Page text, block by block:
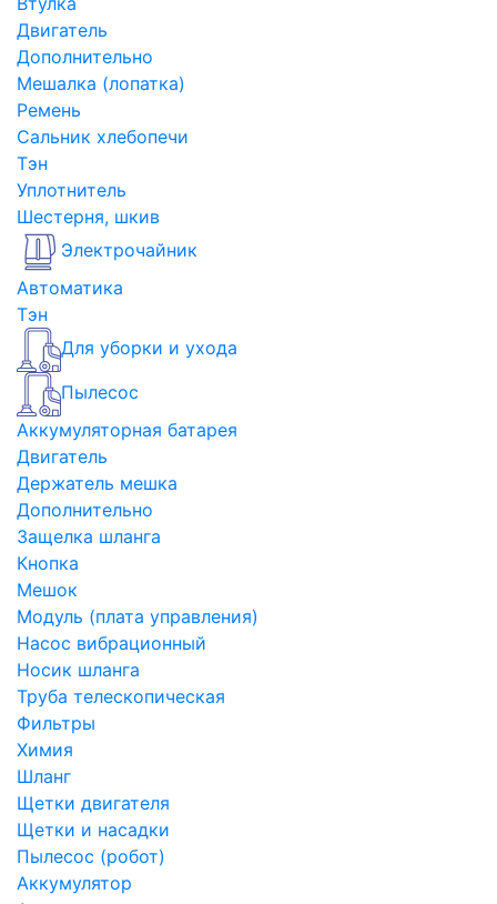
Двигатель
Дополнительно
Мешалка (лопатка)
Ремень
Сальник хлебопечи
Тэн
Уплотнитель
Шестерня, шкив
Электрочайник
Автоматика
Тэн
Для уборки и ухода
Пылесос
Аккумуляторная батарея
Двигатель
Держатель мешка
Дополнительно
Защелка шланга
Кнопка
Мешок
Модуль (плата управления)
Насос вибрационный
Носик шланга
Труба телескопическая
Фильтры
Химия
Шланг
Щетки двигателя
Щетки и насадки
Пылесос (робот)
Аккумулятор